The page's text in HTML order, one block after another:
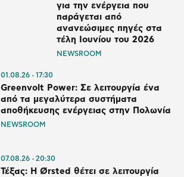
για την ενέργεια που
παράγεται από
ανανεώσιμες πηγές στα
τέλη Ιουνίου του 2026
NEWSROOM
01.08.26 17:30
Greenvolt Power: Σε λειτουργία ένα
από τα μεγαλύτερα συστήματα
αποθήκευσης ενέργειας στην Πολωνία
NEWSROOM
07.08.26 20:30
Τέξας: Η Ørsted θέτει σε λειτουργία